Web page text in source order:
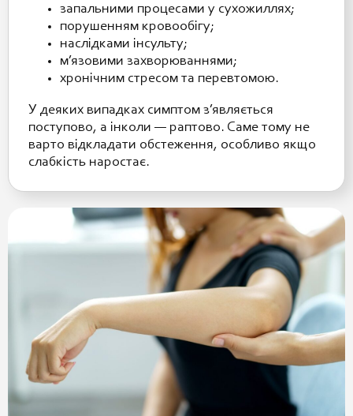
запальними процесами у сухожиллях;
порушенням кровообігу;
наслідками інсульту;
м’язовими захворюваннями;
хронічним стресом та перевтомою.
У деяких випадках симптом з’являється
поступово, а інколи — раптово. Саме тому не
варто відкладати обстеження, особливо якщо
слабкість наростає.